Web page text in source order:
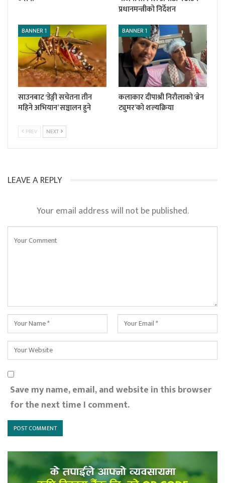
प्रधानमन्त्रीको निर्देशन
BANNER 1
साउनबाट ‘डेङ्गी सचेतना तीन
महिने अभियान’ सञ्चालन हुने
BANNER 1
कलाकार दीपाश्री निरौलाको ‘ब्रेन
ट्युमर’को शल्यक्रिया
PREV NEXT
LEAVE A REPLY
Your email address will not be published.
Save my name, email, and website in this browser
for the next time I comment.